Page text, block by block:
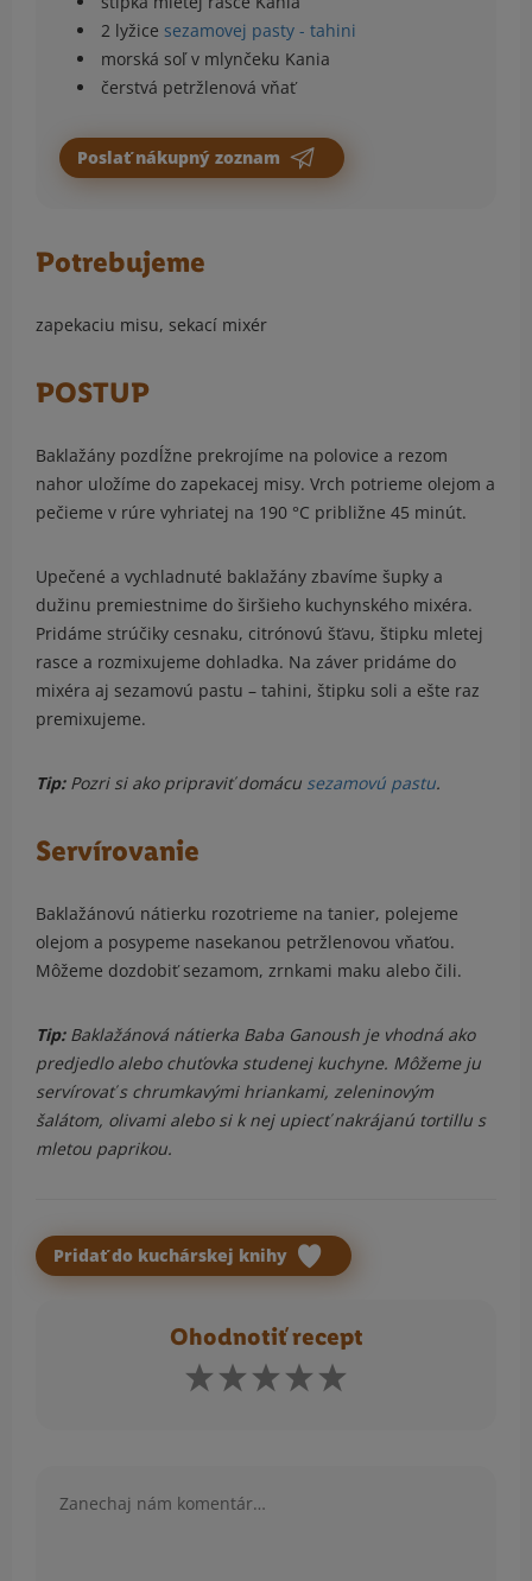
2 lyžice sezamovej pasty - tahini
morská soľ v mlynčeku Kania
čerstvá petržlenová vňať
Poslať nákupný zoznam
Potrebujeme
zapekaciu misu, sekací mixér
POSTUP
Baklažány pozdĺžne prekrojíme na polovice a rezom
nahor uložíme do zapekacej misy. Vrch potrieme olejom a
pečieme v rúre vyhriatej na 190 °C približne 45 minút.
Upečené a vychladnuté baklažány zbavíme šupky a
dužinu premiestnime do širšieho kuchynského mixéra.
Pridáme strúčiky cesnaku, citrónovú šťavu, štipku mletej
rasce a rozmixujeme dohladka. Na záver pridáme do
mixéra aj sezamovú pastu – tahini, štipku soli a ešte raz
premixujeme.
Tip:Pozri si ako pripraviť domácu sezamovú pastu.
Servírovanie
Baklažánovú nátierku rozotrieme na tanier, polejeme
olejom a posypeme nasekanou petržlenovou vňaťou.
Môžeme dozdobiť sezamom, zrnkami maku alebo čili.
Tip: Baklažánová nátierka Baba Ganoush je vhodná ako
predjedlo alebo chuťovka studenej kuchyne. Môžeme ju
servírovať s chrumkavými hriankami, zeleninovým
šalátom, olivami alebo si k nej upiecť nakrájanú tortillu s
mletou paprikou.
Pridať do kuchárskej knihy
Ohodnotiť recept